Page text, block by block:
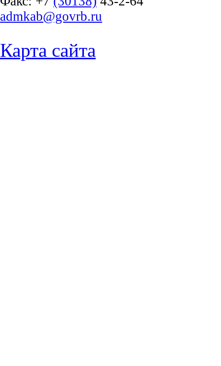
admkab@govrb.ru
Карта сайта